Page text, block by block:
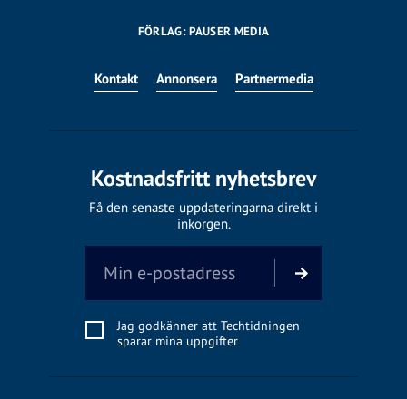
FÖRLAG: PAUSER MEDIA
Kontakt Annonsera Partnermedia
Kostnadsfritt nyhetsbrev
Få den senaste uppdateringarna direkt i
inkorgen.
Jag godkänner att Techtidningen
sparar mina uppgifter